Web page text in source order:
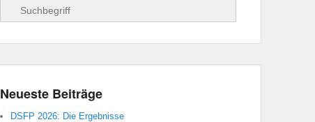
Suchen
Neueste Beiträge
DSFP 2026: Die Ergebnisse